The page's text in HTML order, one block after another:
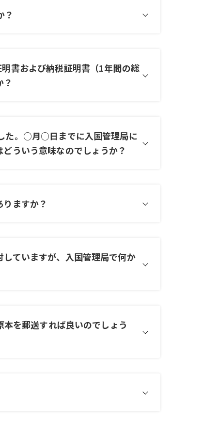
？
書および納税証明書（1年間の総
た。○月○日までに入国管理局に
ういう意味なのでしょうか？
ますか？
ていますが、入国管理局で何か
を郵送すれば良いのでしょう